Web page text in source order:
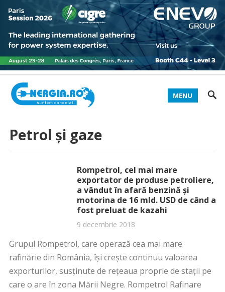
MENU
Petrol și gaze
Rompetrol, cel mai mare
exportator de produse petroliere,
a vândut în afară benzină şi
motorina de 16 mld. USD de când a
fost preluat de kazahi
9 decembrie 2018
Grupul Rompetrol, care operază cea mai mare
rafinărie din România, îşi creşte continuu valoarea
exporturilor, susţinute de reţeaua proprie de staţii pe
care o are în zona Mării Negre. Rompetrol Rafinare